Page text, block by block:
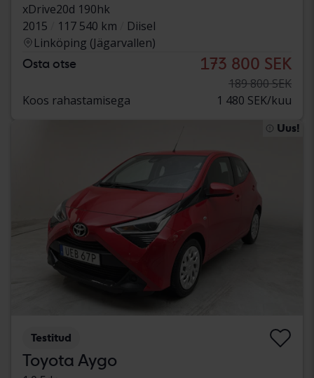
xDrive20d 190hk
2015
117 540 km
Diisel
Linköping (Jägarvallen)
Osta otse 173 800 SEK
189 800 SEK
Koos rahastamisega
1 480 SEK/kuu
Uus!
Testitud
Toyota Aygo